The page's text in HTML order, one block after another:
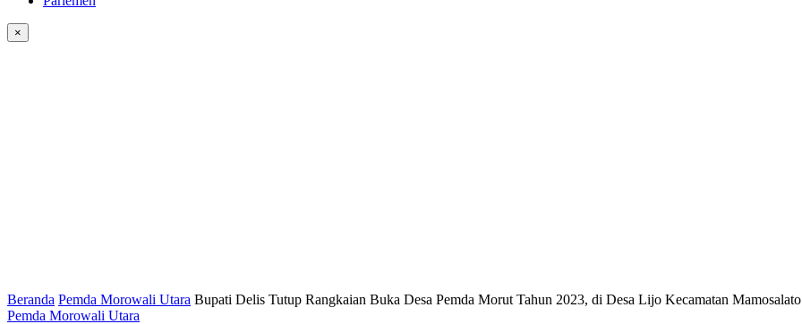
×
Beranda Pemda Morowali Utara Bupati Delis Tutup Rangkaian Buka Desa Pemda Morut Tahun 2023, di Desa Lijo Kecamatan Mamosalato
Pemda Morowali Utara